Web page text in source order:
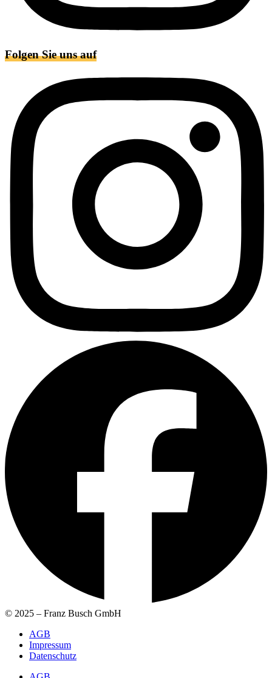
Folgen Sie uns auf
© 2025 – Franz Busch GmbH
AGB
Impressum
Datenschutz